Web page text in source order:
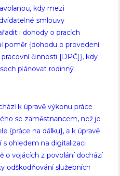
kdy mezi
smlouvy
i dohody o pracích
poměr {dohodu o provedení
činnosti [DPČ]}, kdy
plánovat rodinný
k úpravě výkonu práce
se zaměstnancem, než je
{práce na dálku}, a k úpravě
ohledem na digitalizaci
o vojácích z povolání dochází
odškodňování služebních